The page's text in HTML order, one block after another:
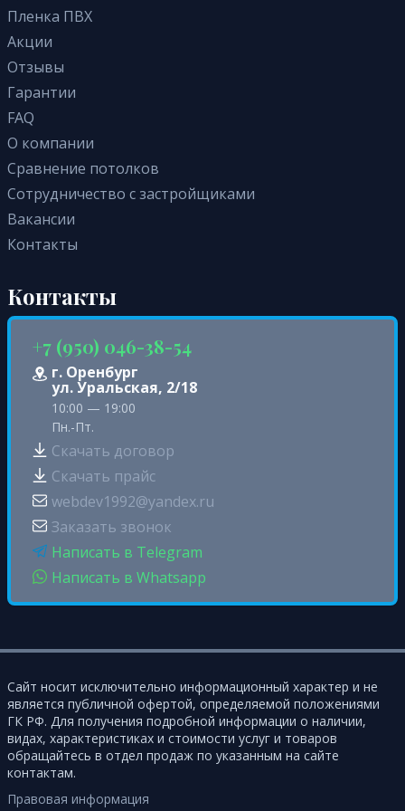
Пленка ПВХ
Акции
Отзывы
Гарантии
FAQ
О компании
Сравнение потолков
Сотрудничество с застройщиками
Вакансии
Контакты
Контакты
+7 (950) 046-38-54
г. Оренбург
ул. Уральская, 2/18
10:00 — 19:00
Пн.-Пт.
Скачать договор
Скачать прайс
webdev1992@yandex.ru
Заказать звонок
Написать в Telegram
Написать в Whatsapp
Сайт носит исключительно информационный характер и не
является публичной офертой, определяемой положениями
ГК РФ. Для получения подробной информации о наличии,
видах, характеристиках и стоимости услуг и товаров
обращайтесь в отдел продаж по указанным на сайте
контактам.
Правовая информация